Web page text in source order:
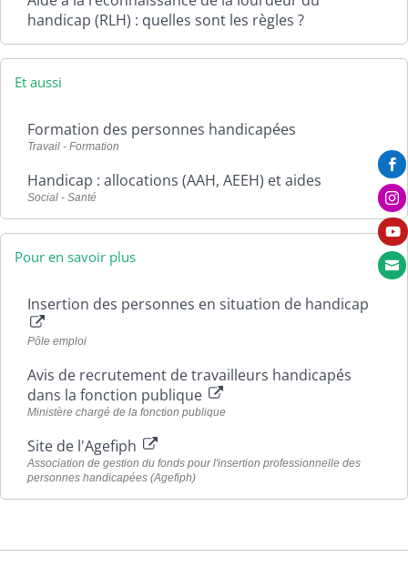




handicap (RLH) : quelles sont les règles ?
Et aussi
Formation des personnes handicapées
Travail - Formation
Handicap : allocations (AAH, AEEH) et aides
Social - Santé
Pour en savoir plus
Insertion des personnes en situation de handicap
Pôle emploi
Avis de recrutement de travailleurs handicapés
dans la fonction publique
Ministère chargé de la fonction publique
Site de l'Agefiph
Association de gestion du fonds pour l'insertion professionnelle des
personnes handicapées (Agefiph)